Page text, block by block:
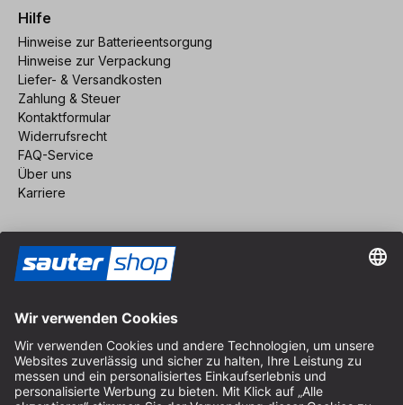
Hilfe
Hinweise zur Batterieentsorgung
Hinweise zur Verpackung
Liefer- & Versandkosten
Zahlung & Steuer
Kontaktformular
Widerrufsrecht
FAQ-Service
Über uns
Karriere
Impressum
AGB